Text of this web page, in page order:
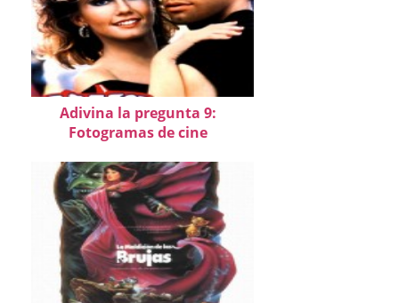
Adivina la pregunta 9:
Fotogramas de cine